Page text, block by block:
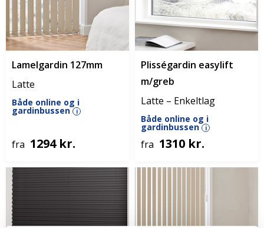
Lamelgardin 127mm
Latte
Både online og i
gardinbussen i
fra 1294 kr.
Plisségardin easylift
m/greb
Latte – Enkeltlag
Både online og i
gardinbussen i
fra 1310 kr.